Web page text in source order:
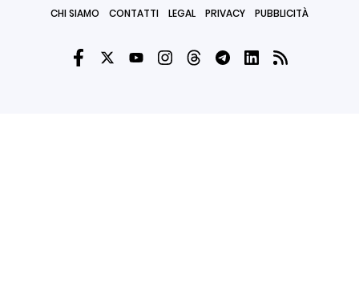
CHI SIAMO CONTATTI LEGAL PRIVACY PUBBLICITÀ